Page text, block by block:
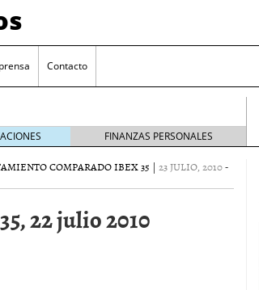
Contacto
FINANZAS PERSONALES
COMPARADO IBEX 35 | 23 JULIO, 2010-
22 julio 2010